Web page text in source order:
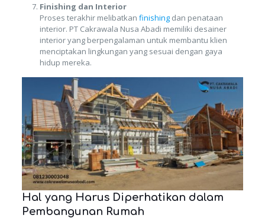
Finishing dan Interior
Proses terakhir melibatkan finishingdan penataan
interior. PT Cakrawala Nusa Abadi memiliki desainer
interior yang berpengalaman untuk membantu klien
menciptakan lingkungan yang sesuai dengan gaya
hidup mereka.
Hal yang Harus Diperhatikan dalam
Pembangunan Rumah